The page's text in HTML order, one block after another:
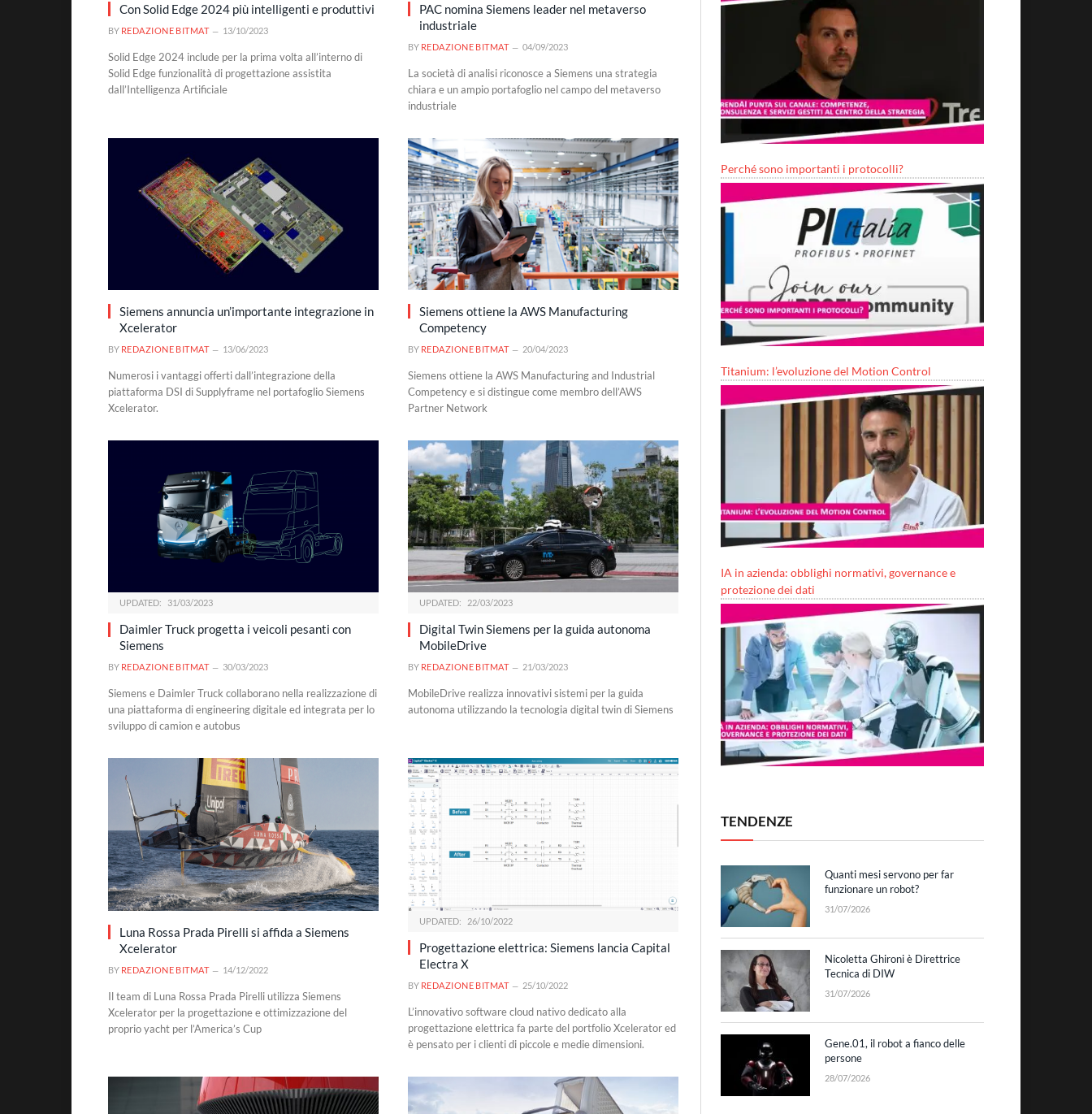
Con Solid Edge 2024 più intelligenti e produttivi
BY REDAZIONE BITMAT 13/10/2023
Solid Edge 2024 include per la prima volta all’interno di
Solid Edge funzionalità di progettazione assistita
dall’Intelligenza Artificiale
PAC nomina Siemens leader nel metaverso
industriale
BY REDAZIONE BITMAT 04/09/2023
La società di analisi riconosce a Siemens una strategia
chiara e un ampio portafoglio nel campo del metaverso
industriale
Siemens annuncia un’importante integrazione in
Xcelerator
BY REDAZIONE BITMAT 13/06/2023
Numerosi i vantaggi offerti dall’integrazione della
piattaforma DSI di Supplyframe nel portafoglio Siemens
Xcelerator.
Siemens ottiene la AWS Manufacturing
Competency
BY REDAZIONE BITMAT 20/04/2023
Siemens ottiene la AWS Manufacturing and Industrial
Competency e si distingue come membro dell’AWS
Partner Network
UPDATED: 31/03/2023
Daimler Truck progetta i veicoli pesanti con
Siemens
BY REDAZIONE BITMAT 30/03/2023
Siemens e Daimler Truck collaborano nella realizzazione di
una piattaforma di engineering digitale ed integrata per lo
sviluppo di camion e autobus
UPDATED: 22/03/2023
Digital Twin Siemens per la guida autonoma
MobileDrive
BY REDAZIONE BITMAT 21/03/2023
MobileDrive realizza innovativi sistemi per la guida
autonoma utilizzando la tecnologia digital twin di Siemens
Luna Rossa Prada Pirelli si affida a Siemens
Xcelerator
BY REDAZIONE BITMAT 14/12/2022
Il team di Luna Rossa Prada Pirelli utilizza Siemens
Xcelerator per la progettazione e ottimizzazione del
proprio yacht per l’America’s Cup
UPDATED: 26/10/2022
Progettazione elettrica: Siemens lancia Capital
Electra X
BY REDAZIONE BITMAT 25/10/2022
L’innovativo software cloud nativo dedicato alla
progettazione elettrica fa parte del portfolio Xcelerator ed
è pensato per i clienti di piccole e medie dimensioni.
Perché sono importanti i protocolli?
Titanium: l’evoluzione del Motion Control
IA in azienda: obblighi normativi, governance e
protezione dei dati
TENDENZE
Quanti mesi servono per far
funzionare un robot?
31/07/2026
Nicoletta Ghironi è Direttrice
Tecnica di DIW
31/07/2026
Gene.01, il robot a fianco delle
persone
28/07/2026